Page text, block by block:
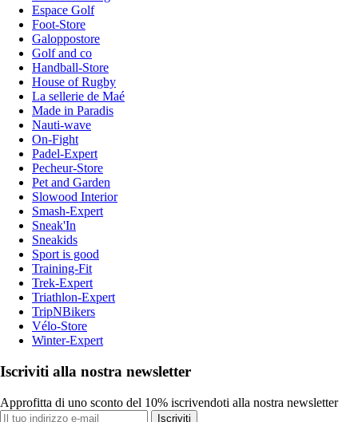
Espace Golf
Foot-Store
Galoppostore
Golf and co
Handball-Store
House of Rugby
La sellerie de Maé
Made in Paradis
Nauti-wave
On-Fight
Padel-Expert
Pecheur-Store
Pet and Garden
Slowood Interior
Smash-Expert
Sneak'In
Sneakids
Sport is good
Training-Fit
Trek-Expert
Triathlon-Expert
TripNBikers
Vélo-Store
Winter-Expert
Iscriviti alla nostra newsletter
Approfitta di uno sconto del 10% iscrivendoti alla nostra newsletter
Iscriviti